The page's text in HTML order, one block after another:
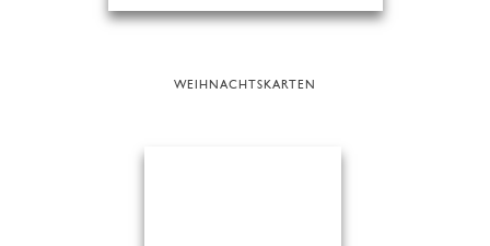
WEIHNACHTSKARTEN